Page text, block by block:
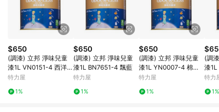
造幸福家園時的優先選擇。
$650
(調漆) 立邦 淨味兒童
漆1L VN0151-4 西洋丁
香
特力屋
1%
$650
(調漆) 立邦 淨味兒童
漆1L BN7651-4 飄藍
特力屋
1%
$650
(調漆) 立邦 淨味兒童
漆1L YN0007-4 棉花
糖
特力屋
1%
(調
漆
河
特力
1%